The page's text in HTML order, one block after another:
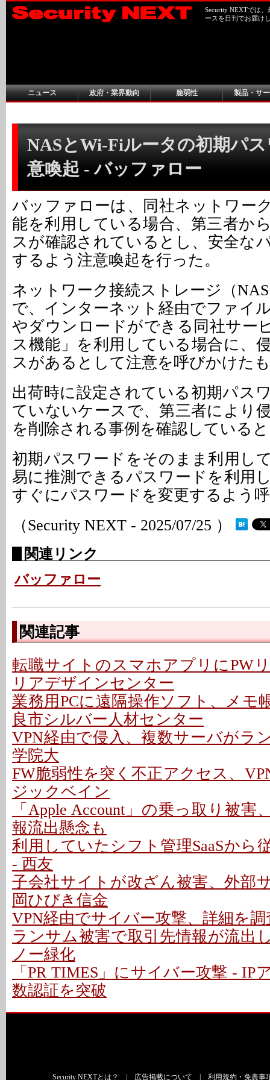
Security NEXTでは
ースを日刊でお届け
ニュース 政府・業界動向 脆弱性 製品・サ
NASとWi-Fiルータの初期パ
意喚起 - バッファロー
バッファローは、同社ネットワー
能を利用している場合、第三者か
スが確認されているとし、安全な
するよう注意喚起を行った。
ネットワーク接続ストレージ（
で、インターネット経由でファイ
やダウンロードができる同社サー
ス機能」を利用している場合に、
スがあるとして注意を呼びかけた
出荷時に設定されている初期パス
ていないケースで、第三者により
を削除される事例を確認している
初期パスワードをそのまま利用し
易に推測できるパスワードを利用
すぐにパスワードを変更するよう
（Security NEXT - 2025/07/25 ）
関連リンク
バッファロー
関連記事
転職サイトのスマホアプリにPW
リアデザインセンター
業務用PCに遠隔操作ソフト、メモ
良市シルバー人材センター
VPN経由で侵入、複数サーバがラ
学院大
FW脆弱性を突く不正アクセス、
ジックベイン
「Apple Account」の乗っ取り被害
報流出懸念も
利用していたシフト管理SaaSから
- 西友
子会社サイトが改ざん被害、外部
岡ひびき信金
VPN経由でサイバー攻撃、詳細を
ランサム被害で取引先情報が流出
ノー緑化
「PR TIMES」にサイバー攻撃 - IP
数認証を突破
Security NEXTとは？ 広告掲載について 利用規約・免責事